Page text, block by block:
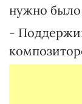
нужно было
-